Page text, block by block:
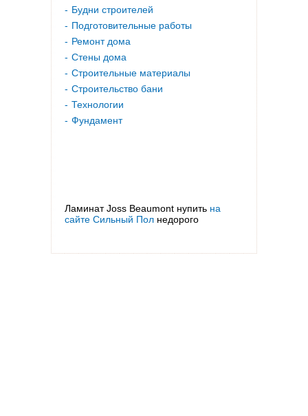
Будни строителей
Подготовительные работы
Ремонт дома
Стены дома
Строительные материалы
Строительство бани
Технологии
Фундамент
Ламинат Joss Beaumont нупить на
сайте Сильный Пол недорого